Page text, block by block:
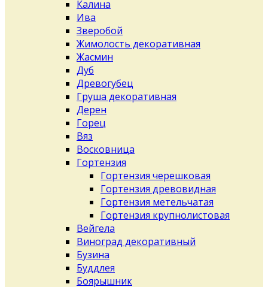
Калина
Ива
Зверобой
Жимолость декоративная
Жасмин
Дуб
Древогубец
Груша декоративная
Дерен
Горец
Вяз
Восковница
Гортензия
Гортензия черешковая
Гортензия древовидная
Гортензия метельчатая
Гортензия крупнолистовая
Вейгела
Виноград декоративный
Бузина
Буддлея
Боярышник